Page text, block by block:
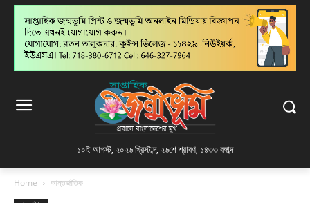
১০ই আগস্ট, ২০২৬ খ্রিস্টাব্দ, ২৬শে শ্রাবণ, ১৪৩৩ বঙ্গাব্দ
Home আন্তর্জাতিক